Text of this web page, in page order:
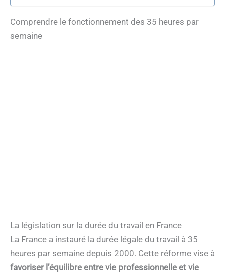
Comprendre le fonctionnement des 35 heures par
semaine
La législation sur la durée du travail en France
La France a instauré la durée légale du travail à 35
heures par semaine depuis 2000. Cette réforme vise à
favoriser l’équilibre entre vie professionnelle et vie